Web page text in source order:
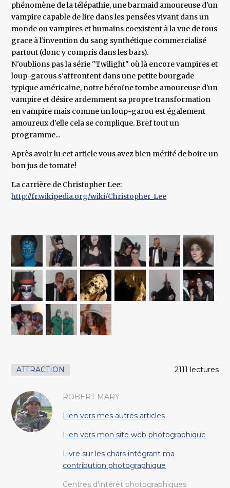
phénomène de la télépathie, une barmaid amoureuse d'un
vampire capable de lire dans les pensées vivant dans un
monde ou vampires et humains coexistent à la vue de tous
grace à l'invention du sang synthétique commercialisé
partout (donc y compris dans les bars).
N'oublions pas la série "Twilight" où là encore vampires et
loup-garous s'affrontent dans une petite bourgade
typique américaine, notre héroïne tombe amoureuse d'un
vampire et désire ardemment sa propre transformation
en vampire mais comme un loup-garou est également
amoureux d'elle cela se complique. Bref tout un
programme...
Après avoir lu cet article vous avez bien mérité de boire un
bon jus de tomate!
La carrière de Christopher Lee:
http://fr.wikipedia.org/wiki/Christopher_Lee
ATTRACTION 2111 lectures
ROBERT MARY
Lien vers mes autres articles
Lien vers mon site web photographique
Livre sur les chars intégrant ma
contribution photographique
Centres d'intérêt photographiques